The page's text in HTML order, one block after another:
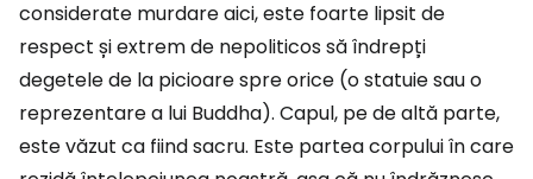
considerate murdare aici, este foarte lipsit de
respect și extrem de nepoliticos să îndrepți
degetele de la picioare spre orice (o statuie sau o
reprezentare a lui Buddha). Capul, pe de altă parte,
este văzut ca fiind sacru. Este partea corpului în care